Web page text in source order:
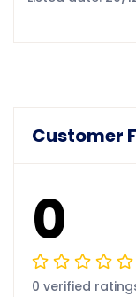
Customer
0
0 verified